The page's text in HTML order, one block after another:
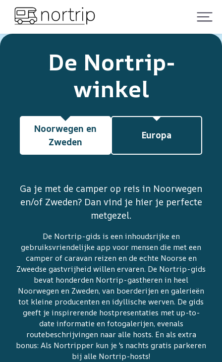
De Nortrip-
winkel
Noorwegen en
Zweden
Europa
Ga je met de camper op reis in Noorwegen
en/of Zweden? Dan vind je hier je perfecte
metgezel.
De Nortrip-gids is een inhoudsrijke en
gebruiksvriendelijke app voor mensen die met een
camper of caravan reizen en de echte Noorse en
Zweedse gastvrijheid willen ervaren. De Nortrip-gids
bevat honderden Nortrip-gastheren in heel
Noorwegen en Zweden, van boerderijen en galerieën
tot kleine producenten en idyllische werven. De gids
geeft je inspirerende hostpresentaties met up-to-
date informatie en fotogalerijen, evenals
routebeschrijvingen naar alle hosts. En als extra
bonus: Als Nortripper kun je 's nachts gratis parkeren
bij alle Nortrip-hosts!